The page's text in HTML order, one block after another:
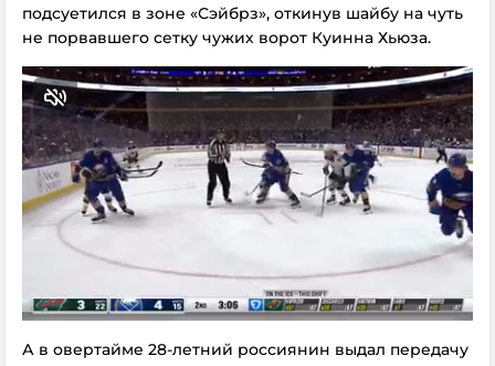
подсуетился в зоне «Сэйбрз», откинув шайбу на чуть
не порвавшего сетку чужих ворот Куинна Хьюза.
А в овертайме 28-летний россиянин выдал передачу